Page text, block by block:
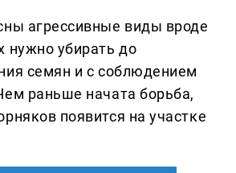
агрессивные виды вроде
нужно убирать до
семян и с соблюдением
раньше начата борьба,
появится на участке